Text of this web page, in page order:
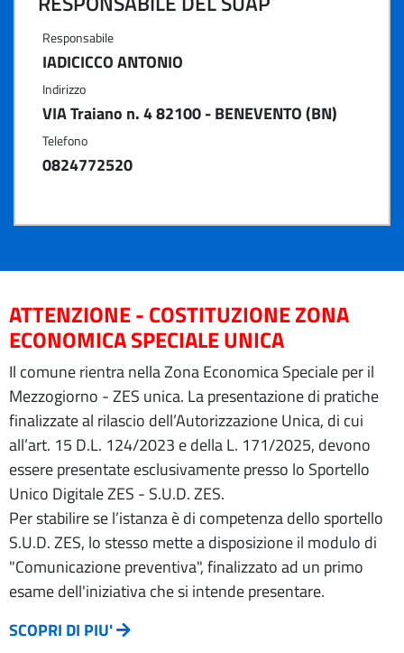
Responsabile
IADICICCO ANTONIO
Indirizzo
VIA Traiano n. 4 82100 - BENEVENTO (BN)
Telefono
0824772520
ATTENZIONE - COSTITUZIONE ZONA
ECONOMICA SPECIALE UNICA
Il comune rientra nella Zona Economica Speciale per il
Mezzogiorno - ZES unica. La presentazione di pratiche
finalizzate al rilascio dell’Autorizzazione Unica, di cui
all’art. 15 D.L. 124/2023 e della L. 171/2025, devono
essere presentate esclusivamente presso lo Sportello
Unico Digitale ZES - S.U.D. ZES.
Per stabilire se l’istanza è di competenza dello sportello
S.U.D. ZES, lo stesso mette a disposizione il modulo di
"Comunicazione preventiva", finalizzato ad un primo
esame dell'iniziativa che si intende presentare.
SCOPRI DI PIU'